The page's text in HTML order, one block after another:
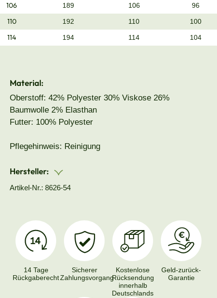
106 189 106 96
110 192 110 100
114 194 114 104
Material:
Oberstoff: 42% Polyester 30% Viskose 26%
Baumwolle 2% Elasthan
Futter: 100% Polyester
Pflegehinweis: Reinigung
Hersteller:
Artikel-Nr.: 8626-54
14 Tage
Rückgaberecht
Sicherer
Zahlungsvorgang
Kostenlose
Rücksendung
innerhalb
Deutschlands
Geld-zurück-
Garantie